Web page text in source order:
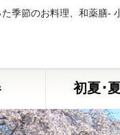
季節のお料理、和薬膳-
初夏･